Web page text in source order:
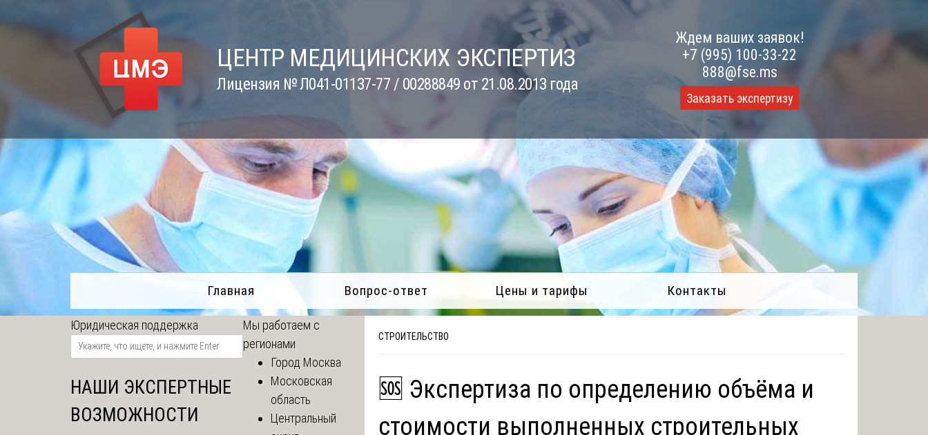
ЦЕНТР МЕДИЦИНСКИХ ЭКСПЕРТИЗ
Лицензия № Л041-01137-77 / 00288849 от 21.08.2013 года
Ждем ваших заявок!
+7 (995) 100-33-22
888@fse.ms
Заказать экспертизу
Главная Вопрос-ответ Цены и тарифы Контакты
СТРОИТЕЛЬСТВО
🆘 Экспертиза по определению объёма и
стоимости выполненных строительных
Юридическая поддержка
НАШИ ЭКСПЕРТНЫЕ
ВОЗМОЖНОСТИ
Мы работаем с
регионами
Город Москва
Московская
область
Центральный